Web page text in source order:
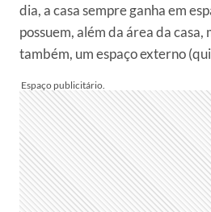
dia, a casa sempre ganha em
possuem, além da área da casa,
também, um espaço externo